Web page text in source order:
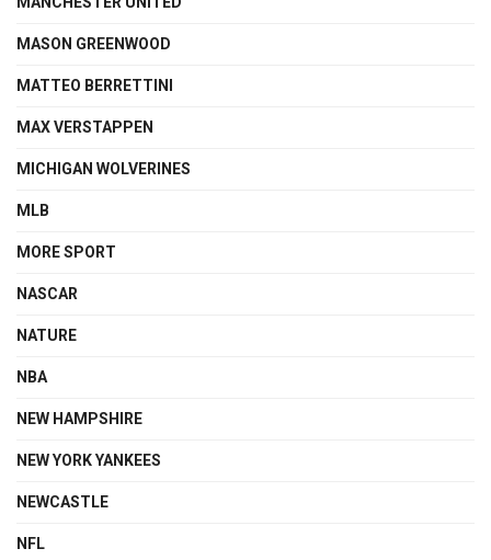
MASON GREENWOOD
MATTEO BERRETTINI
MAX VERSTAPPEN
MICHIGAN WOLVERINES
MLB
MORE SPORT
NASCAR
NATURE
NBA
NEW HAMPSHIRE
NEW YORK YANKEES
NEWCASTLE
NFL